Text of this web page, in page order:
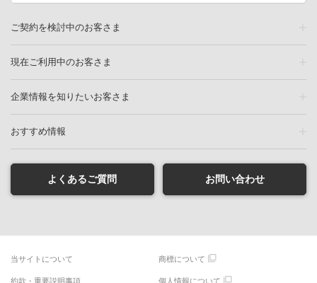
ご契約を検討中のお客さま
現在ご利用中のお客さま
企業情報を知りたいお客さま
おすすめ情報
よくあるご質問 お問い合わせ
当サイトについて 商標について
約款・重要説明事項 個人情報について